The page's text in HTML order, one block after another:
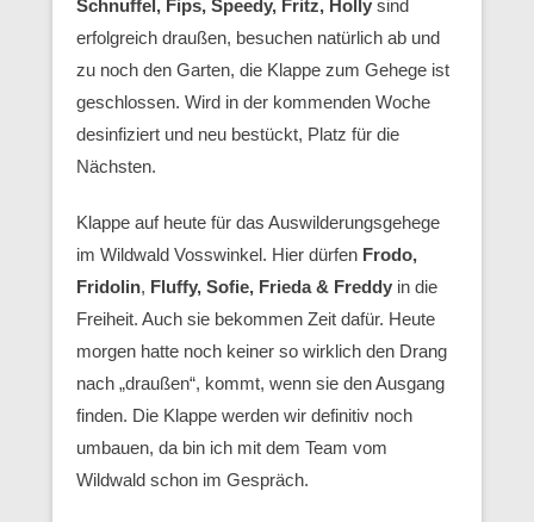
Schnuffel, Fips, Speedy, Fritz, Holly sind
erfolgreich draußen, besuchen natürlich ab und
zu noch den Garten, die Klappe zum Gehege ist
geschlossen. Wird in der kommenden Woche
desinfiziert und neu bestückt, Platz für die
Nächsten.
Klappe auf heute für das Auswilderungsgehege
im Wildwald Vosswinkel. Hier dürfen Frodo,
Fridolin, Fluffy, Sofie, Frieda & Freddy in die
Freiheit. Auch sie bekommen Zeit dafür. Heute
morgen hatte noch keiner so wirklich den Drang
nach „draußen“, kommt, wenn sie den Ausgang
finden. Die Klappe werden wir definitiv noch
umbauen, da bin ich mit dem Team vom
Wildwald schon im Gespräch.